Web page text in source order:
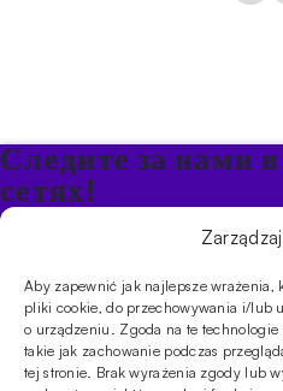
Aby zapewnić jak najlepsze wrażenia,
pliki cookie, do przechowywania i/lub
o urządzeniu. Zgoda na te
takie jak zachowanie podczas
tej stronie. Brak wyrażenia zgody lub
Следите за нами
сетях!
Будьте в курсе акций и новостей
ПРОДУКТЫ
КальяныЧашиУгли и розжиг
ИНФОРМАЦИЯ